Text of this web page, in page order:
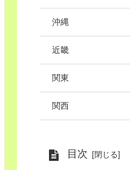
沖縄
近畿
関東
関西
目次